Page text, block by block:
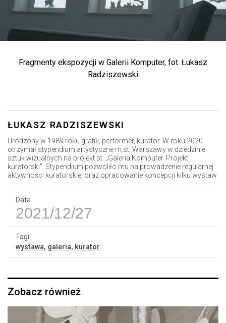
Fragmenty ekspozycji w Galerii Komputer, fot. Łukasz
Radziszewski
ŁUKASZ RADZISZEWSKI
Urodzony w 1989 roku grafik, performer, kurator. W roku 2020
otrzymał stypendium artystyczne m.st. Warszawy w dziedzinie
sztuk wizualnych na projekt pt. „Galeria Komputer. Projekt
kuratorski". Stypendium pozwoliło mu na prowadzenie regularnej
aktywności kuratorskiej oraz opracowanie koncepcji kilku wystaw.
Data
2021/12/27
Tagi
wystawa, galeria, kurator
Zobacz również